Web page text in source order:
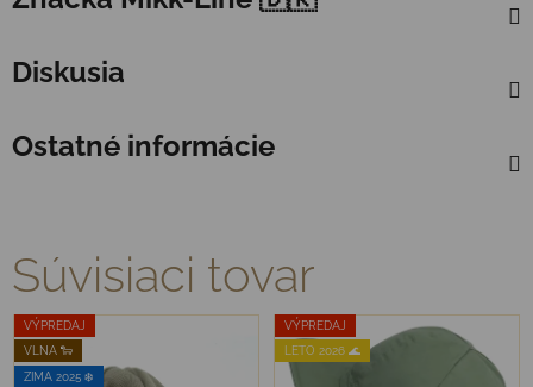
Diskusia
Ostatné informácie
Súvisiaci tovar
VÝPREDAJ
VLNA 🐑
ZIMA 2025 ❄️
VÝPREDAJ
LETO 2026 🌊